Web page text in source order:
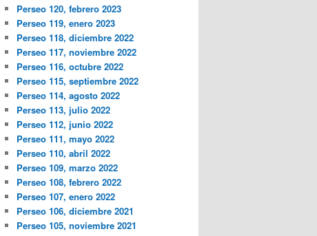
Perseo 120, febrero 2023
Perseo 119, enero 2023
Perseo 118, diciembre 2022
Perseo 117, noviembre 2022
Perseo 116, octubre 2022
Perseo 115, septiembre 2022
Perseo 114, agosto 2022
Perseo 113, julio 2022
Perseo 112, junio 2022
Perseo 111, mayo 2022
Perseo 110, abril 2022
Perseo 109, marzo 2022
Perseo 108, febrero 2022
Perseo 107, enero 2022
Perseo 106, diciembre 2021
Perseo 105, noviembre 2021